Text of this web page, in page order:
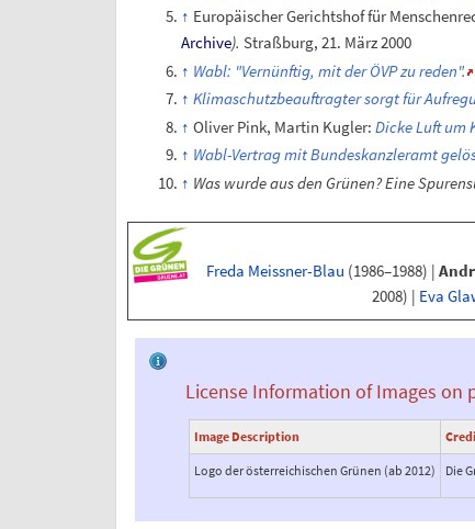
Europäischer Gerichtshof für
Archive). Straßburg, 21. März 2000
Wabl: "Vernünftig, mit der ÖVP zu reden".
Klimaschutzbeauftragter sorgt für
Oliver Pink, Martin Kugler: Dicke Luft um
Wabl-Vertrag mit Bundeskanzleramt
Was wurde aus den Grünen? Eine
Freda Meissner-Blau (1986–1988) |
2008) | Eva
License Information of Images on
Image Description
Logo der österreichischen Grünen (ab 2012) Die